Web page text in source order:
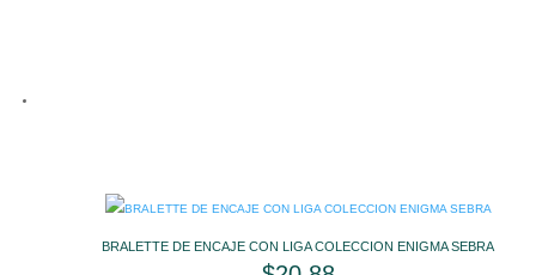
BRALETTE DE ENCAJE CON LIGA COLECCION ENIGMA SEBRA